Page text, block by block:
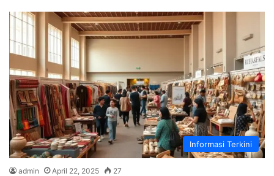
Informasi Terkini
admin April 22, 2025 27